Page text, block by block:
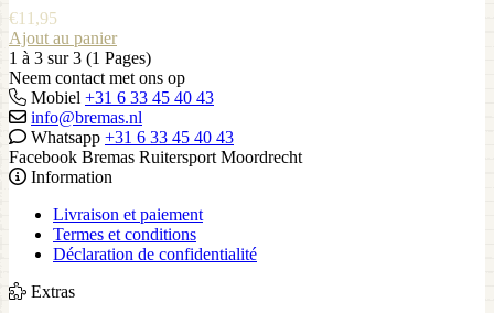
€11,95
Ajout au panier
1 à 3 sur 3 (1 Pages)
Neem contact met ons op
Mobiel +31 6 33 45 40 43
info@bremas.nl
Whatsapp +31 6 33 45 40 43
Facebook Bremas Ruitersport Moordrecht
Information
Livraison et paiement
Termes et conditions
Déclaration de confidentialité
Extras